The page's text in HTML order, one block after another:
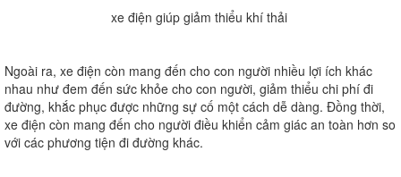
xe điện giúp giảm thiểu khí thải
Ngoài ra, xe điện còn mang đến cho con người nhiều lợi ích khác
nhau như đem đến sức khỏe cho con người, giảm thiểu chi phí đi
đường, khắc phục được những sự cố một cách dễ dàng. Đồng thời,
xe điện còn mang đến cho người điều khiển cảm giác an toàn hơn so
với các phương tiện đi đường khác.